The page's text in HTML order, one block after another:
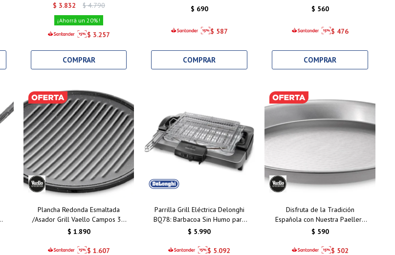
$ 3.832 $ 4.790
20
$ 3.257
Saludable
$ 690
$ 587
$ 560
$ 476
Plancha Redonda Esmaltada
/Asador Grill Vaello Campos 36
cm – Cocina Tradicional y
$ 1.890
$ 1.607
Parrilla Grill Eléctrica Delonghi
BQ78: Barbacoa Sin Humo para
Asados Saludables en Casa
$ 5.990
$ 5.092
Disfruta de la Tradición
Española con Nuestra Paellera
Valenciana de 26 cm
$ 590
$ 502